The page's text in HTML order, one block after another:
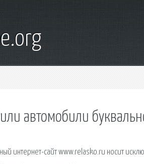
автомобили
интернет-сайт www.relasko.ru носит